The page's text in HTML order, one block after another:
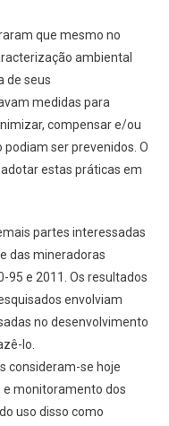
que mesmo no
ambiental
de seus
medidas para
compensar e/ou
ser prevenidos. O
estas práticas em
partes interessadas
das mineradoras
95 e 2011. Os resultados
envolviam
no desenvolvimento
lo.
consideram-se hoje
monitoramento dos
uso disso como